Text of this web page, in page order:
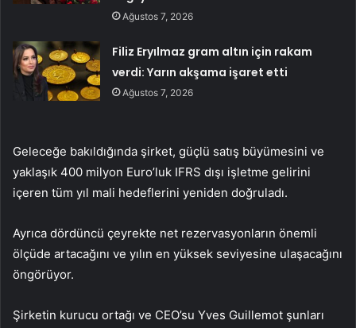
Ağustos 7, 2026
Filiz Eryılmaz gram altın için rakam
verdi: Yarın akşama işaret etti
Ağustos 7, 2026
Geleceğe bakıldığında şirket, güçlü satış büyümesini ve
yaklaşık 400 milyon Euro’luk IFRS dışı işletme gelirini
içeren tüm yıl mali hedeflerini yeniden doğruladı.
Ayrıca dördüncü çeyrekte net rezervasyonların önemli
ölçüde artacağını ve yılın en yüksek seviyesine ulaşacağını
öngörüyor.
Şirketin kurucu ortağı ve CEO’su Yves Guillemot şunları